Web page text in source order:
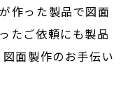
作った製品で図面
たご依頼にも製品
面製作のお手伝い